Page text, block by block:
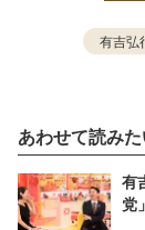
有吉弘
あわせて読み
有
党